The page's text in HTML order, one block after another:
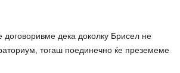
договоривме дека доколку Брисел не
тогаш поединечно ќе преземеме